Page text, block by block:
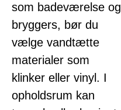
som badeværelse og
bryggers, bør du
vælge vandtætte
materialer som
klinker eller vinyl. I
opholdsrum kan